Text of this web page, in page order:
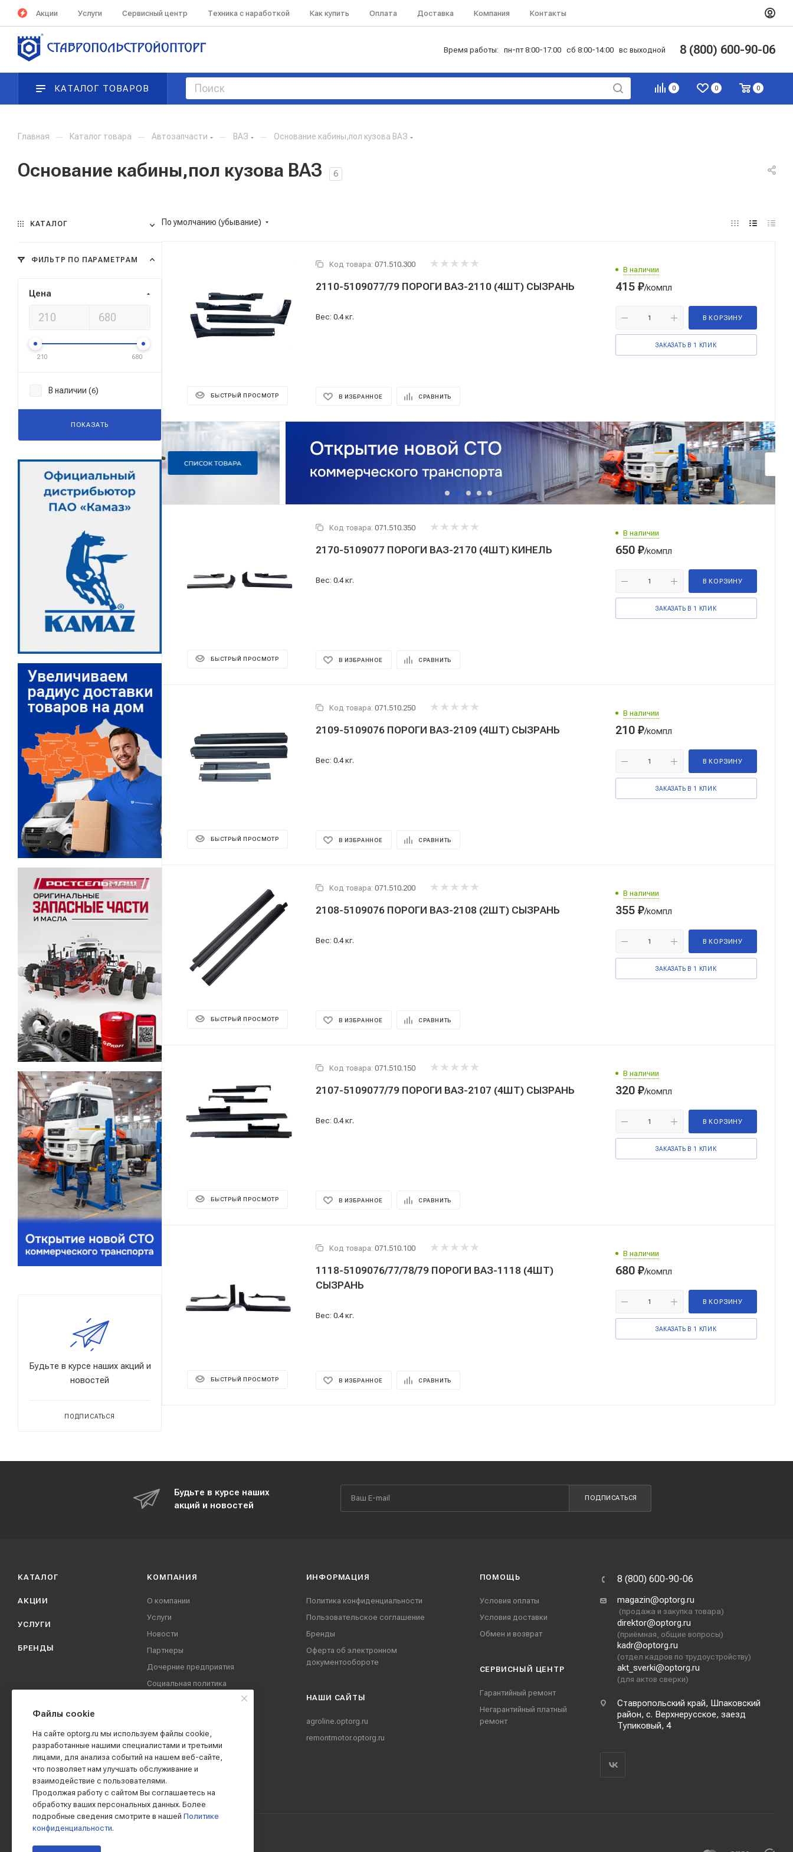
Акции Услуги Сервисный центр Техника с наработкой Как купить Оплата Доставка Компания Контакты
Время работы: пн-пт 8:00-17:00 сб 8:00-14:00 вс выходной 8 (800) 600-90-06
0 0 0
КАТАЛОГ ТОВАРОВ
Главная — Каталог товара — Автозапчасти — ВАЗ — Основание кабины,пол кузова ВАЗ
Основание кабины,пол кузова ВАЗ 6
По умолчанию (убывание)
БЫСТРЫЙ ПРОСМОТР
Код товара: 071.510.300
2110-5109077/79 ПОРОГИ ВАЗ-2110 (4ШТ) СЫЗРАНЬ
Вес: 0.4 кг.
В ИЗБРАННОЕ СРАВНИТЬ
В наличии
415 ₽/компл
В КОРЗИНУ
ЗАКАЗАТЬ В 1 КЛИК
БЫСТРЫЙ ПРОСМОТР
Код товара: 071.510.350
2170-5109077 ПОРОГИ ВАЗ-2170 (4ШТ) КИНЕЛЬ
Вес: 0.4 кг.
В ИЗБРАННОЕ СРАВНИТЬ
В наличии
650 ₽/компл
В КОРЗИНУ
ЗАКАЗАТЬ В 1 КЛИК
БЫСТРЫЙ ПРОСМОТР
Код товара: 071.510.250
2109-5109076 ПОРОГИ ВАЗ-2109 (4ШТ) СЫЗРАНЬ
Вес: 0.4 кг.
В ИЗБРАННОЕ СРАВНИТЬ
В наличии
210 ₽/компл
В КОРЗИНУ
ЗАКАЗАТЬ В 1 КЛИК
БЫСТРЫЙ ПРОСМОТР
Код товара: 071.510.200
2108-5109076 ПОРОГИ ВАЗ-2108 (2ШТ) СЫЗРАНЬ
Вес: 0.4 кг.
В ИЗБРАННОЕ СРАВНИТЬ
В наличии
355 ₽/компл
В КОРЗИНУ
ЗАКАЗАТЬ В 1 КЛИК
БЫСТРЫЙ ПРОСМОТР
Код товара: 071.510.150
2107-5109077/79 ПОРОГИ ВАЗ-2107 (4ШТ) СЫЗРАНЬ
Вес: 0.4 кг.
В ИЗБРАННОЕ СРАВНИТЬ
В наличии
320 ₽/компл
В КОРЗИНУ
ЗАКАЗАТЬ В 1 КЛИК
БЫСТРЫЙ ПРОСМОТР
Код товара: 071.510.100
1118-5109076/77/78/79 ПОРОГИ ВАЗ-1118 (4ШТ)
СЫЗРАНЬ
Вес: 0.4 кг.
В ИЗБРАННОЕ СРАВНИТЬ
В наличии
680 ₽/компл
В КОРЗИНУ
ЗАКАЗАТЬ В 1 КЛИК
КАТАЛОГ
ФИЛЬТР ПО ПАРАМЕТРАМ
Цена
210 680
В наличии (6)
ПОКАЗАТЬ
Реклама ⋮
Будьте в курсе наших акций и
новостей
ПОДПИСАТЬСЯ
Будьте в курсе наших
акций и новостей
ПОДПИСАТЬСЯ
КАТАЛОГ
АКЦИИ
УСЛУГИ
БРЕНДЫ
КОМПАНИЯ
О компании
Услуги
Новости
Партнеры
Дочерние предприятия
Социальная политика
Вакансии
Реквизиты
Контакты
ИНФОРМАЦИЯ
Политика конфиденциальности
Пользовательское соглашение
Бренды
Оферта об электронном
документообороте
НАШИ CАЙТЫ
agroline.optorg.ru
remontmotor.optorg.ru
ПОМОЩЬ
Условия оплаты
Условия доставки
Обмен и возврат
СЕРВИСНЫЙ ЦЕНТР
Гарантийный ремонт
Негарантийный платный
ремонт
8 (800) 600-90-06
magazin@optorg.ru
(продажа и закупка товара)
direktor@optorg.ru
(приёмная, общие вопросы)
kadr@optorg.ru
(отдел кадров по трудоустройству)
akt_sverki@optorg.ru
(для актов сверки)
Ставропольский край, Шпаковский
район, с. Верхнерусское, заезд
Тупиковый, 4
Файлы cookie
На сайте optorg.ru мы используем файлы cookie,
разработанные нашими специалистами и третьими
лицами, для анализа событий на нашем веб-сайте,
что позволяет нам улучшать обслуживание и
взаимодействие с пользователями.
Продолжая работу с сайтом Вы соглашаетесь на
обработку ваших персональных данных. Более
подробные сведения смотрите в нашей Политике
конфиденциальности.